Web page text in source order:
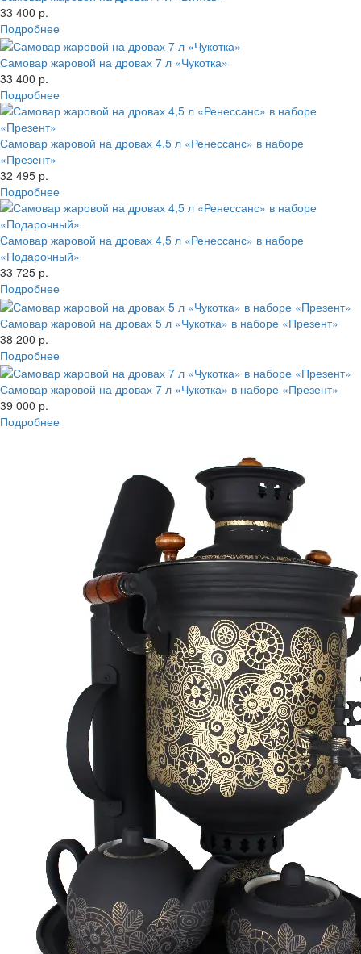
33 400 р.
Подробнее
Самовар жаровой на дровах 7 л «Чукотка»
33 400 р.
Подробнее
Самовар жаровой на дровах 4,5 л «Ренессанс» в наборе
«Презент»
32 495 р.
Подробнее
Самовар жаровой на дровах 4,5 л «Ренессанс» в наборе
«Подарочный»
33 725 р.
Подробнее
Самовар жаровой на дровах 5 л «Чукотка» в наборе «Презент»
38 200 р.
Подробнее
Самовар жаровой на дровах 7 л «Чукотка» в наборе «Презент»
39 000 р.
Подробнее